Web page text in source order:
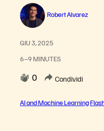
Robert Alvarez
GIU 3, 2025
6–9 MINUTES
0 Condividi
AI and Machine Learning